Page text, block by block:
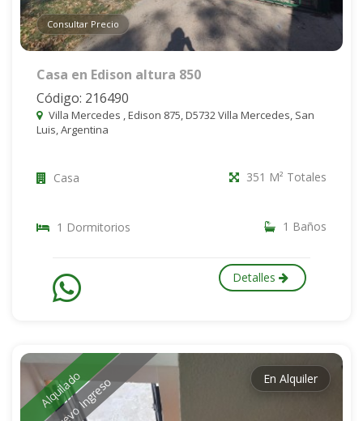
Consultar Precio
Casa en Edison altura 850
Código: 216490
Villa Mercedes , Edison 875, D5732 Villa Mercedes, San
Luis, Argentina
Casa 351 M² Totales
1 Dormitorios 1 Baños
Detalles
Alquilado
Nuevo Ingreso En Alquiler